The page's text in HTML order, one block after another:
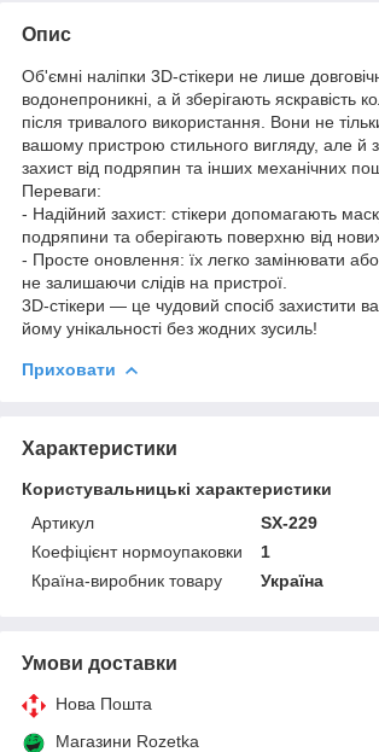
Опис
Об'ємні наліпки 3D-стікери не лише
водонепроникні, а й зберігають яскравість
після тривалого використання. Вони не
вашому пристрою стильного вигляду, але й
захист від подряпин та інших механічних
Переваги:
- Надійний захист: стікери допомагають
подряпини та оберігають поверхню від
- Просте оновлення: їх легко замінювати
не залишаючи слідів на пристрої.
3D-стікери — це чудовий спосіб захистити
йому унікальності без жодних зусиль!
Приховати
Характеристики
Користувальницькі характеристики
Артикул
SX-229
Коефіцієнт нормоупаковки
1
Країна-виробник товару
Україна
Умови доставки
Нова Пошта
Магазини Rozetka